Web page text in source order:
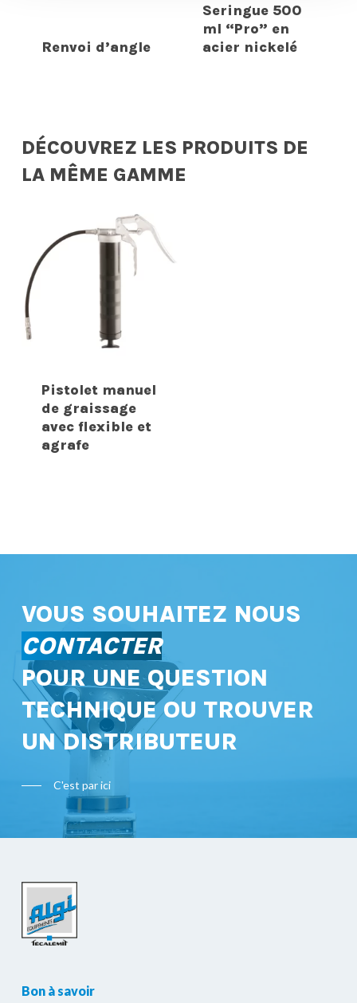
Renvoi d’angle
Seringue 500
ml “Pro” en
acier nickelé
DÉCOUVREZ LES PRODUITS DE
LA MÊME GAMME
Pistolet manuel
de graissage
avec flexible et
agrafe
VOUS SOUHAITEZ NOUS
CONTACTER
POUR UNE QUESTION
TECHNIQUE OU TROUVER
UN DISTRIBUTEUR
C'est par ici
Bon à savoir